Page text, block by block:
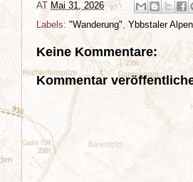
AT Mai 31, 2026
Labels: "Wanderung",Ybbstaler Alpen
Keine Kommentare:
Kommentar